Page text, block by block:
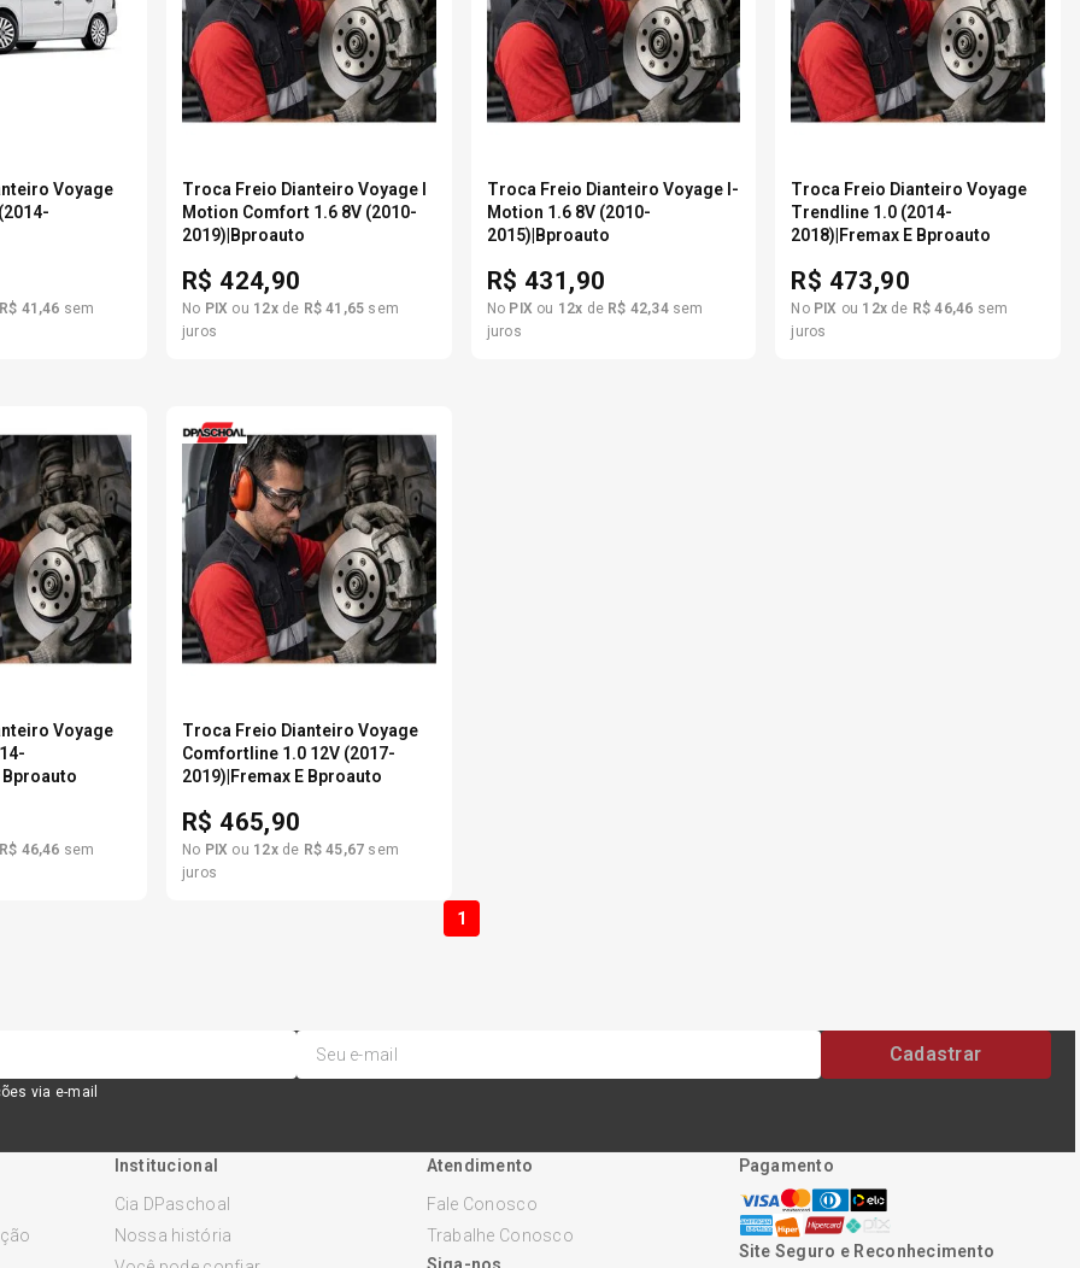
Voyage
R$ 41 ,46 sem
Troca Freio Dianteiro Voyage I
Motion Comfort 1.6 8V (2010-
2019)|Bproauto
R$ 424,90
No PIX ou 12xde R$ 41 ,65 sem
juros
Troca Freio Dianteiro Voyage I-
Motion 1.6 8V (2010-
2015)|Bproauto
R$ 431,90
No PIX ou 12x de R$ 42,34sem
juros
Troca Freio Dianteiro Voyage
Trendline 1.0 (2014-
2018)|Fremax E Bproauto
R$ 473,90
No PIX ou 12xde R$ 46,46 sem
juros
Voyage
Bproauto
R$ 46,46 sem
Troca Freio Dianteiro Voyage
Comfortline 1.0 12V (2017-
2019)|Fremax E Bproauto
R$ 465,90
No PIX ou 12xde R$ 45,67 sem
juros
1
Cadastrar
via e-mail
Institucional
Cia DPaschoal
Nossa história
Atendimento
Fale Conosco
Trabalhe Conosco
Siga-nos
Pagamento
Site Seguro e Reconhecimento